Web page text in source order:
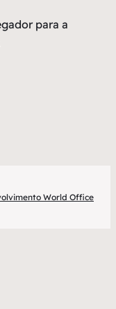
para a
World Office